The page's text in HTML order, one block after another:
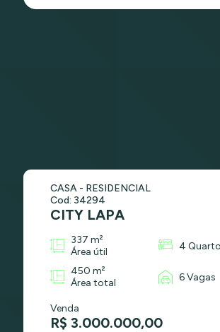
CASA - RESIDENCIAL
Cod: 34294
CITY LAPA
337 m²
Área útil
4
450 m²
Área total
6 Vagas
Venda
R$ 3.000.000,00